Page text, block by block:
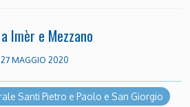
Imèr e Mezzano
27 MAGGIO 2020
Santi Pietro e Paolo e San Giorgio